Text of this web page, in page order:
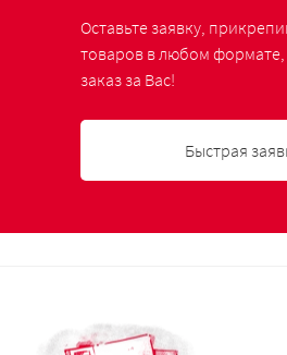
Оставьте заявку,
товаров в любом формате,
заказ за Вас!
Быстрая